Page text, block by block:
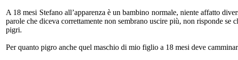
A 18 mesi Stefano all’apparenza è un bambino normale, niente affatto
parole che diceva correttamente non sembrano uscire più, non risponde
pigri.
Per quanto pigro anche quel maschio di mio figlio a 18 mesi deve